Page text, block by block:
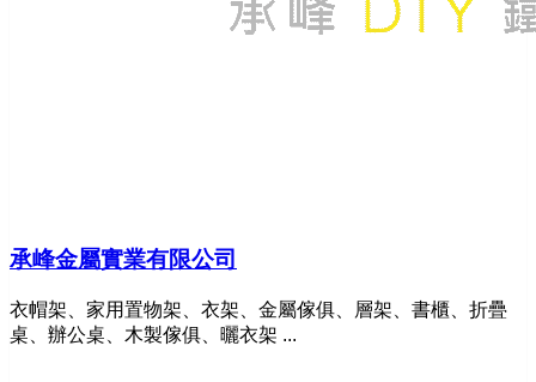
承峰金屬實業有限公司
衣帽架、家用置物架、衣架、金屬傢俱、層架、書櫃、折疊
桌、辦公桌、木製傢俱、曬衣架 ...